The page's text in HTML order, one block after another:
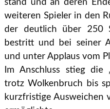
stand und an deren
weiteren Spieler in den
der deutlich über 250
bestritt und bei seiner
und unter Applaus vom
Im Anschluss stieg die
trotz Wolkenbruch bis
kurzfristige Ausweichen